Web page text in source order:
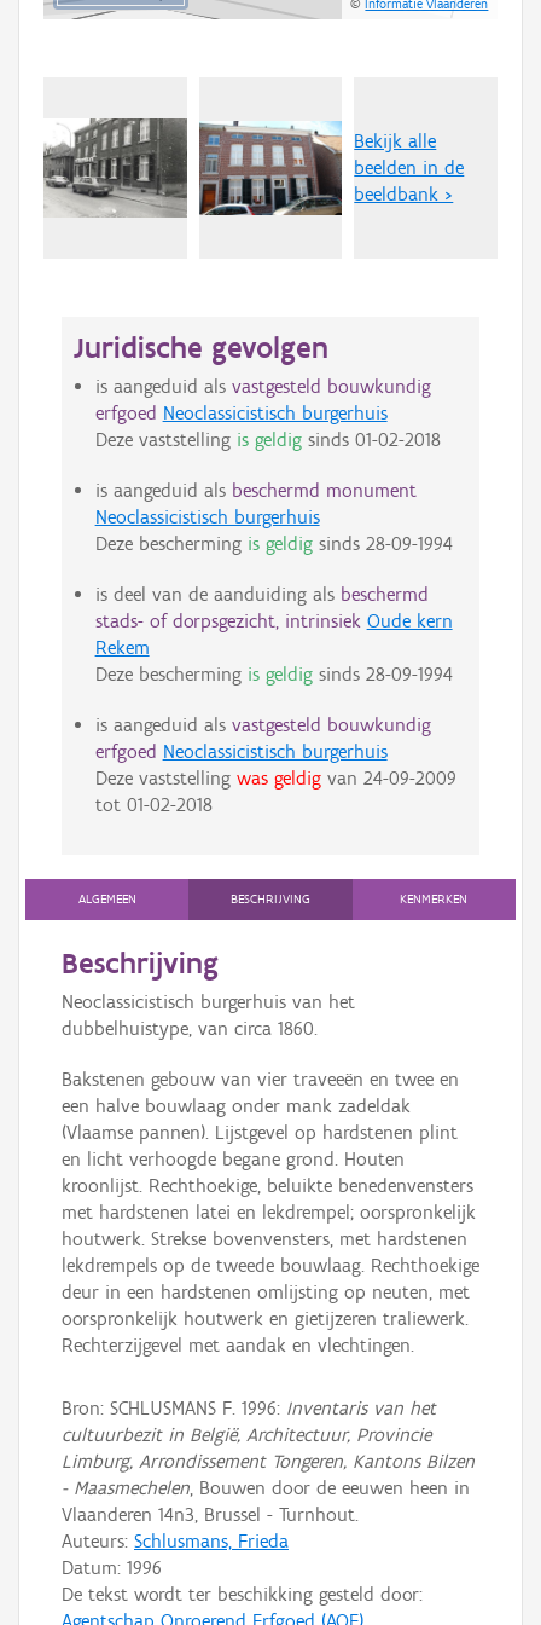
©Informatie Vlaanderen
Bekijk alle
beelden in de
beeldbank >
Juridische gevolgen
is aangeduid als vastgesteld bouwkundig
erfgoed Neoclassicistisch burgerhuis
Deze vaststelling is geldigsinds 01-02-2018
is aangeduid als beschermd monument
Neoclassicistisch burgerhuis
Deze bescherming is geldigsinds 28-09-1994
is deel van de aanduiding als beschermd
stads- of dorpsgezicht, intrinsiek Oude kern
Rekem
Deze bescherming is geldigsinds 28-09-1994
is aangeduid als vastgesteld bouwkundig
erfgoed Neoclassicistisch burgerhuis
Deze vaststelling was geldigvan 24-09-2009
tot 01-02-2018
ALGEMEEN BESCHRIJVING KENMERKEN
Beschrijving
Neoclassicistisch burgerhuis van het
dubbelhuistype, van circa 1860.
Bakstenen gebouw van vier traveeën en twee en
een halve bouwlaag onder mank zadeldak
(Vlaamse pannen). Lijstgevel op hardstenen plint
en licht verhoogde begane grond. Houten
kroonlijst. Rechthoekige, beluikte benedenvensters
met hardstenen latei en lekdrempel; oorspronkelijk
houtwerk. Strekse bovenvensters, met hardstenen
lekdrempels op de tweede bouwlaag. Rechthoekige
deur in een hardstenen omlijsting op neuten, met
oorspronkelijk houtwerk en gietijzeren traliewerk.
Rechterzijgevel met aandak en vlechtingen.
Bron: SCHLUSMANS F. 1996: Inventaris van het
cultuurbezit in België, Architectuur, Provincie
Limburg, Arrondissement Tongeren, Kantons Bilzen
- Maasmechelen, Bouwen door de eeuwen heen in
Vlaanderen 14n3, Brussel - Turnhout.
Auteurs: Schlusmans, Frieda
Datum: 1996
De tekst wordt ter beschikking gesteld door: